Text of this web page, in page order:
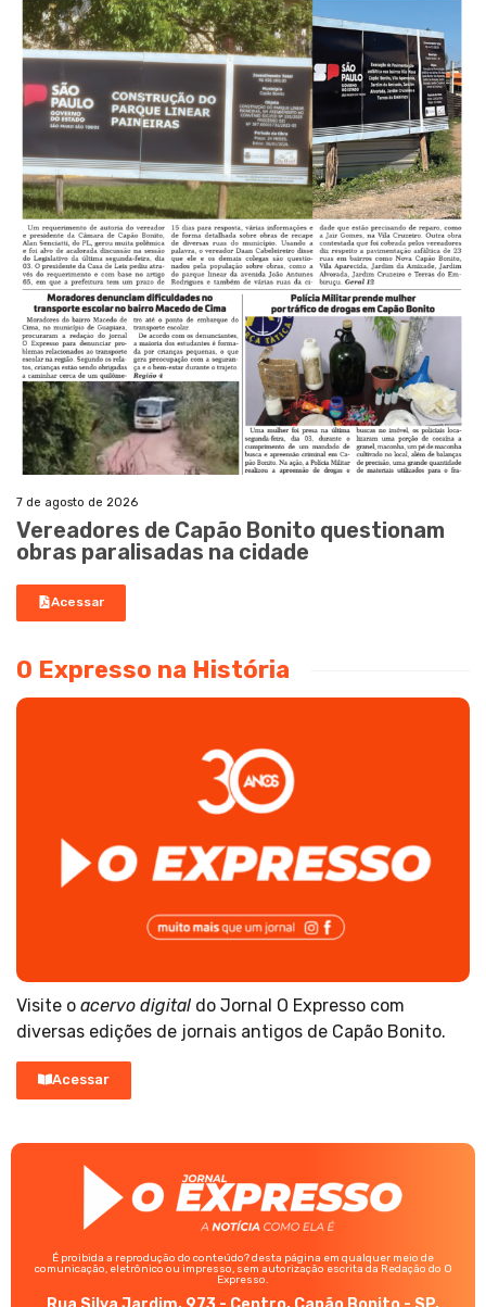
7 de agosto de 2026
Vereadores de Capão Bonito questionam
obras paralisadas na cidade
Acessar
O Expresso na História
Visite o acervo digital do Jornal O Expresso com
diversas edições de jornais antigos de Capão Bonito.
Acessar
É proibida a reprodução do conteúdo? desta página em qualquer meio de
comunicação, eletrônico ou impresso, sem autorização escrita da Redação do O
Expresso.